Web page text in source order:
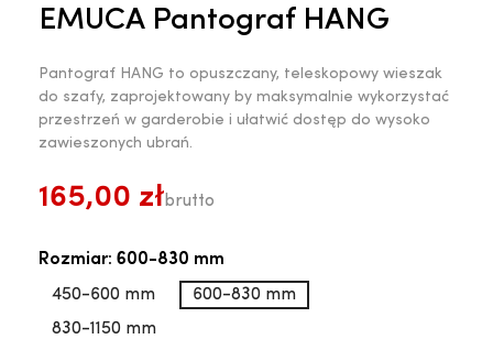
EMUCA Pantograf HANG
Pantograf HANG to opuszczany, teleskopowy wieszak
do szafy, zaprojektowany by maksymalnie wykorzystać
przestrzeń w garderobie i ułatwić dostęp do wysoko
zawieszonych ubrań.
165,00 złbrutto
Rozmiar: 600-830 mm
450-600 mm
600-830 mm
830-1150 mm